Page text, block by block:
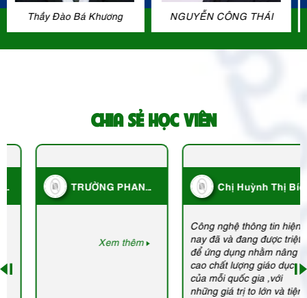
NGUYỄN CÔNG THÁI LÊ THẨM DƯƠNG
CHIA SẺ HỌC VIÊN
TRƯỜNG PHAN
CHU TRINH DĨ AN
Xem thêm
Chị Huỳnh Thị Bích
Xuân - Hội Bảo trợ
Công nghệ thông tin hiện
nay đã và đang được triệt
để ứng dụng nhằm nâng
cao chất lượng giáo dục
của mỗi quốc gia ,với
những giá trị to lớn và tiện